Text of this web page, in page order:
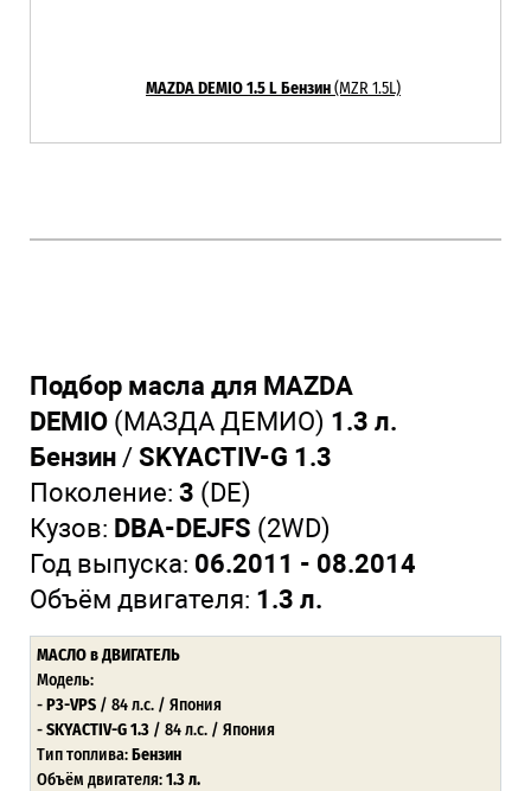
MAZDA DEMIO 1.5 L Бензин(MZR 1.5L)
Подбор масла для MAZDA
DEMIO (МАЗДА ДЕМИО) 1.3 л.
Бензин / SKYACTIV-G 1.3
Поколение: 3 (DE)
Кузов: DBA-DEJFS (2WD)
Год выпуска: 06.2011 - 08.2014
Объём двигателя: 1.3 л.
МАСЛО в ДВИГАТЕЛЬ
Модель:
-P3-VPS / 84 л.с. / Япония
-SKYACTIV-G 1.3 / 84 л.с. / Япония
Тип топлива:Бензин
Объём двигателя:1.3 л.